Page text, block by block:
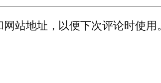
站地址，以便下次评论时使用。